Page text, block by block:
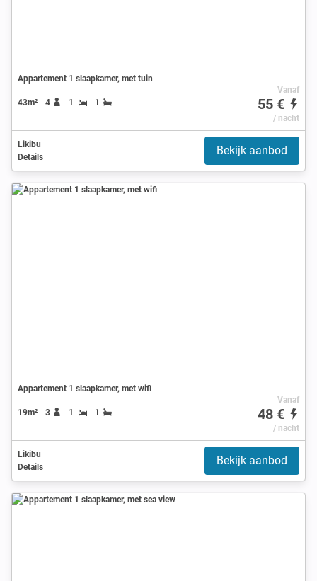
Appartement 1 slaapkamer, met tuin
43m² 4 1 1
Vanaf
55 €
/ nacht
Likibu
Details
Bekijk aanbod
Appartement 1 slaapkamer, met wifi
19m² 3 1 1
Vanaf
48 €
/ nacht
Likibu
Details
Bekijk aanbod